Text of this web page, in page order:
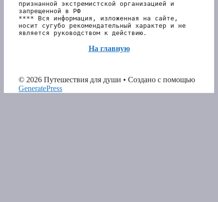
признанной экстремистской организацией и
запрещенной в РФ
**** Вся информация, изложенная на сайте,
носит сугубо рекомендательный характер и не
является руководством к действию.
На главную
© 2026 Путешествия для души • Создано с помощью
GeneratePress